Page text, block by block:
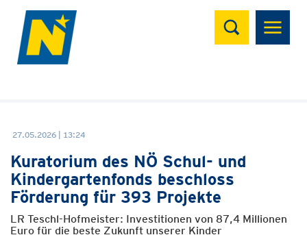
Suchen
27.05.2026 | 13:24
Kuratorium des NÖ Schul- und
Kindergartenfonds beschloss
Förderung für 393 Projekte
LR Teschl-Hofmeister: Investitionen von 87,4 Millionen
Euro für die beste Zukunft unserer Kinder